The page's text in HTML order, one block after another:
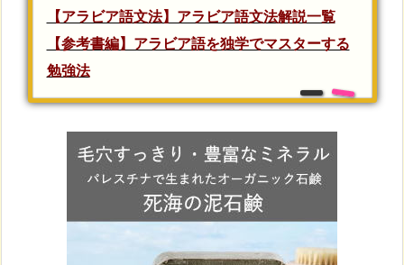
【アラビア語文法】アラビア語文法解説一覧
【参考書編】アラビア語を独学でマスターする
勉強法